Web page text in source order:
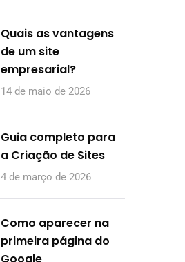
Quais as vantagens
de um site
empresarial?
14 de maio de 2026
Guia completo para
a Criação de Sites
4 de março de 2026
Como aparecer na
primeira página do